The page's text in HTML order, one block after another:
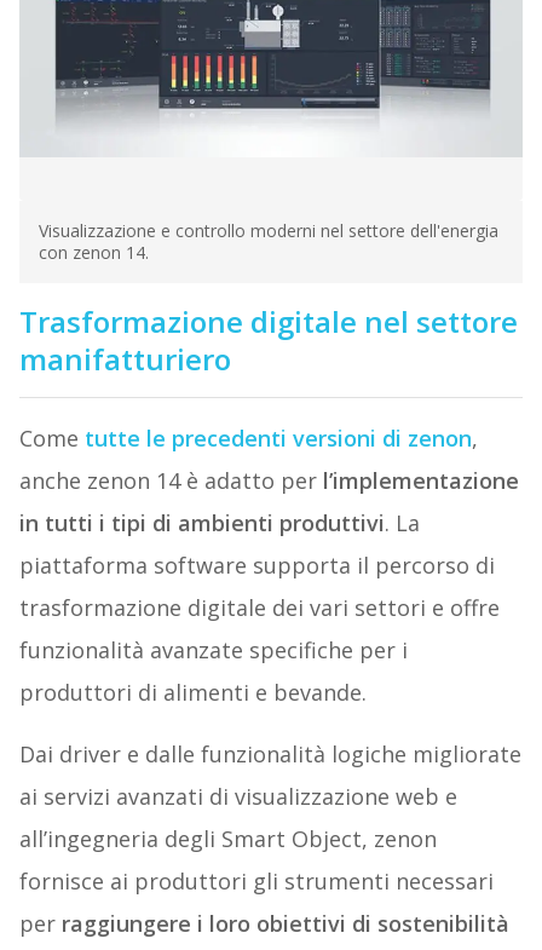
Visualizzazione e controllo moderni nel settore dell'energia
con zenon 14.
Trasformazione digitale nel settore
manifatturiero
Come tutte le precedenti versioni di zenon,
anche zenon 14 è adatto per l’implementazione
in tutti i tipi di ambienti produttivi. La
piattaforma software supporta il percorso di
trasformazione digitale dei vari settori e offre
funzionalità avanzate specifiche per i
produttori di alimenti e bevande.
Dai driver e dalle funzionalità logiche migliorate
ai servizi avanzati di visualizzazione web e
all’ingegneria degli Smart Object, zenon
fornisce ai produttori gli strumenti necessari
per raggiungere i loro obiettivi di sostenibilità